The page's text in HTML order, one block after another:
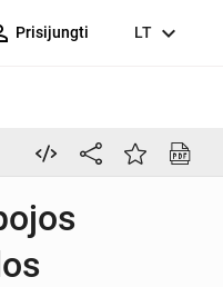
Prisijungti LT expand_more